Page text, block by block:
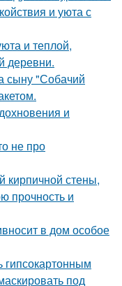
и уюта с
и теплой,
деревни.
сыну "Собачий
и
не про
кирпичной стены,
прочность и
в дом особое
гипсокартонным
под